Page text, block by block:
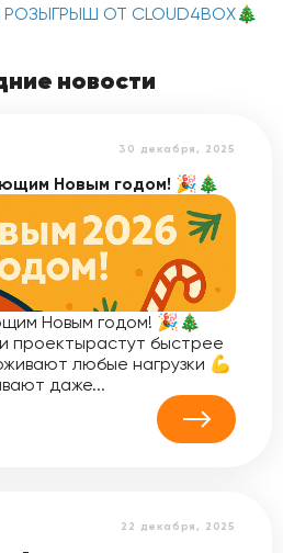
ОТ CLOUD4BOX🎄
новости
30 декабря, 2025
Новым годом! 🎉🎄
Новым годом! 🎉🎄
проектырастут быстрее
любые нагрузки 💪
даже...
22 декабря, 2025